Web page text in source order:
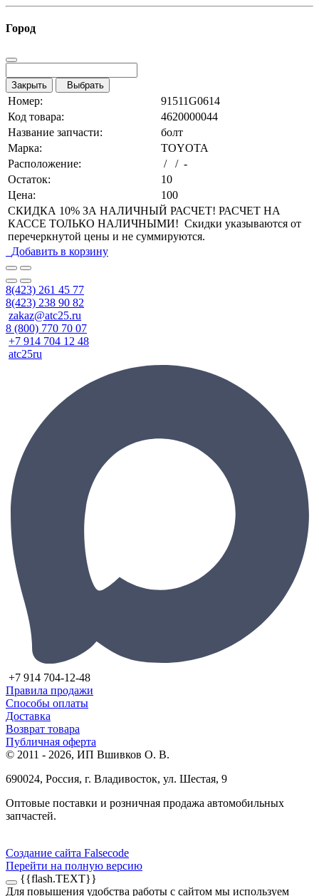
Город
Закрыть Выбрать
Номер:
91511G0614
Код товара:
4620000044
Название запчасти:
болт
Марка:
TOYOTA
Расположение:
/ / -
Остаток:
10
Цена:
100
СКИДКА 10% ЗА НАЛИЧНЫЙ РАСЧЕТ! РАСЧЕТ НА
КАССЕ ТОЛЬКО НАЛИЧНЫМИ! Скидки указываются от
перечеркнутой цены и не суммируются.
Добавить в корзину
8(423) 261 45 77
8(423) 238 90 82
zakaz@atc25.ru
8 (800) 770 70 07
+7 914 704 12 48
atc25ru
+7 914 704-12-48
Правила продажи
Способы оплаты
Доставка
Возврат товара
Публичная оферта
© 2011 - 2026, ИП Вшивков О. В.
690024, Россия, г. Владивосток, ул. Шестая, 9
Оптовые поставки и розничная продажа автомобильных
запчастей.
Создание сайта Falsecode
Перейти на полную версию
{{flash.TEXT}}
Для повышения удобства работы с сайтом мы используем